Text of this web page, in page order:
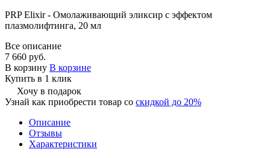
PRP Elixir - Омолаживающий эликсир с эффектом
плазмолифтинга, 20 мл
Все описание
7 660 руб.
В корзину В корзине
Купить в 1 клик
Хочу в подарок
Узнай как приобрести товар со скидкой до 20%
Описание
Отзывы
Характеристики